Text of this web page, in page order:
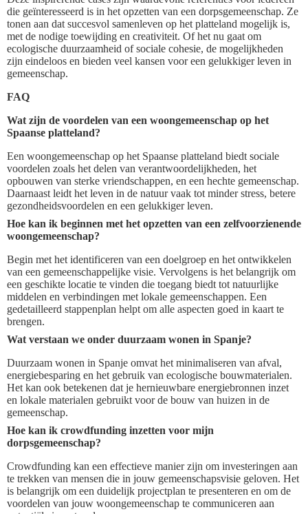
die geïnteresseerd is in het opzetten van een dorpsgemeenschap. Ze
tonen aan dat succesvol samenleven op het platteland mogelijk is,
met de nodige toewijding en creativiteit. Of het nu gaat om
ecologische duurzaamheid of sociale cohesie, de mogelijkheden
zijn eindeloos en bieden veel kansen voor een gelukkiger leven in
gemeenschap.
FAQ
Wat zijn de voordelen van een woongemeenschap op het
Spaanse platteland?
Een woongemeenschap op het Spaanse platteland biedt sociale
voordelen zoals het delen van verantwoordelijkheden, het
opbouwen van sterke vriendschappen, en een hechte gemeenschap.
Daarnaast leidt het leven in de natuur vaak tot minder stress, betere
gezondheidsvoordelen en een gelukkiger leven.
Hoe kan ik beginnen met het opzetten van een zelfvoorzienende
woongemeenschap?
Begin met het identificeren van een doelgroep en het ontwikkelen
van een gemeenschappelijke visie. Vervolgens is het belangrijk om
een geschikte locatie te vinden die toegang biedt tot natuurlijke
middelen en verbindingen met lokale gemeenschappen. Een
gedetailleerd stappenplan helpt om alle aspecten goed in kaart te
brengen.
Wat verstaan we onder duurzaam wonen in Spanje?
Duurzaam wonen in Spanje omvat het minimaliseren van afval,
energiebesparing en het gebruik van ecologische bouwmaterialen.
Het kan ook betekenen dat je hernieuwbare energiebronnen inzet
en lokale materialen gebruikt voor de bouw van huizen in de
gemeenschap.
Hoe kan ik crowdfunding inzetten voor mijn
dorpsgemeenschap?
Crowdfunding kan een effectieve manier zijn om investeringen aan
te trekken van mensen die in jouw gemeenschapsvisie geloven. Het
is belangrijk om een duidelijk projectplan te presenteren en om de
voordelen van jouw woongemeenschap te communiceren aan